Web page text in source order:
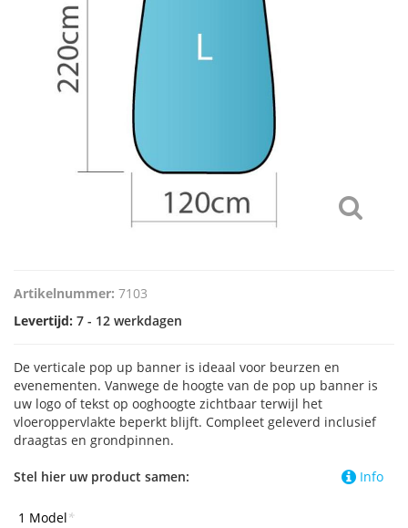
Artikelnummer: 7103
Levertijd: 7 - 12 werkdagen
De verticale pop up banner is ideaal voor beurzen en
evenementen. Vanwege de hoogte van de pop up banner is
uw logo of tekst op ooghoogte zichtbaar terwijl het
vloeroppervlakte beperkt blijft. Compleet geleverd inclusief
draagtas en grondpinnen.
Info
Stel hier uw product samen:
1 Model*